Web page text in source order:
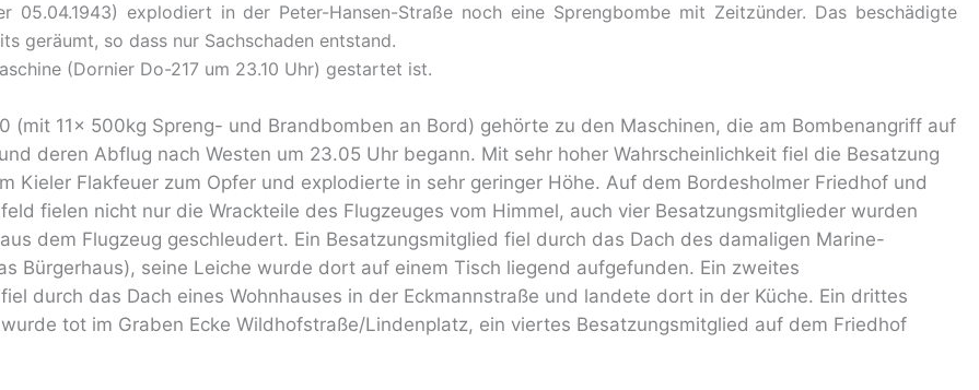
05.04.1943) explodiert in der Peter-Hansen-Straße noch eine Sprengbombe mit Zeitzünder. Das beschädigte
geräumt, so dass nur Sachschaden entstand.
(Dornier Do-217 um 23.10 Uhr) gestartet ist.
(mit 11x 500kg Spreng- und Brandbomben an Bord) gehörte zu den Maschinen, die am Bombenangriff auf
deren Abflug nach Westen um 23.05 Uhr begann. Mit sehr hoher Wahrscheinlichkeit fiel die Besatzung
Kieler Flakfeuer zum Opfer und explodierte in sehr geringer Höhe. Auf dem Bordesholmer Friedhof und
fielen nicht nur die Wrackteile des Flugzeuges vom Himmel, auch vier Besatzungsmitglieder wurden
dem Flugzeug geschleudert. Ein Besatzungsmitglied fiel durch das Dach des damaligen Marine-
Bürgerhaus), seine Leiche wurde dort auf einem Tisch liegend aufgefunden. Ein zweites
durch das Dach eines Wohnhauses in der Eckmannstraße und landete dort in der Küche. Ein drittes
tot im Graben Ecke Wildhofstraße/Lindenplatz, ein viertes Besatzungsmitglied auf dem Friedhof